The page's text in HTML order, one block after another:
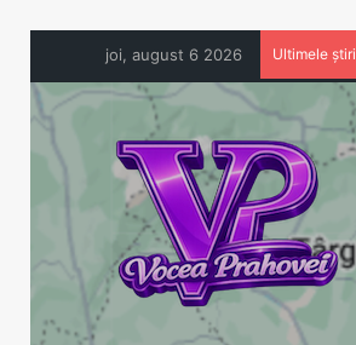
joi, august 6 2026 Ultimele știri